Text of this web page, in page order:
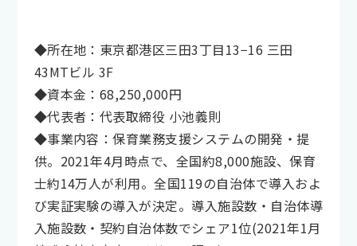
◆所在地：東京都港区三田3丁目13−16 三田
43MTビル 3F
◆資本金：68,250,000円
◆代表者：代表取締役 小池義則
◆事業内容：保育業務支援システムの開発・提
供。2021年4月時点で、全国約8,000施設、保育
士約14万人が利用。全国119の自治体で導入およ
び実証実験の導入が決定。導入施設数・自治体導
入施設数・契約自治体数でシェア1位(2021年1月